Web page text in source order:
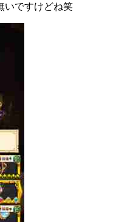
いですけどね笑